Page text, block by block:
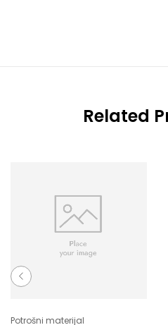
Related
Potrošni materijal